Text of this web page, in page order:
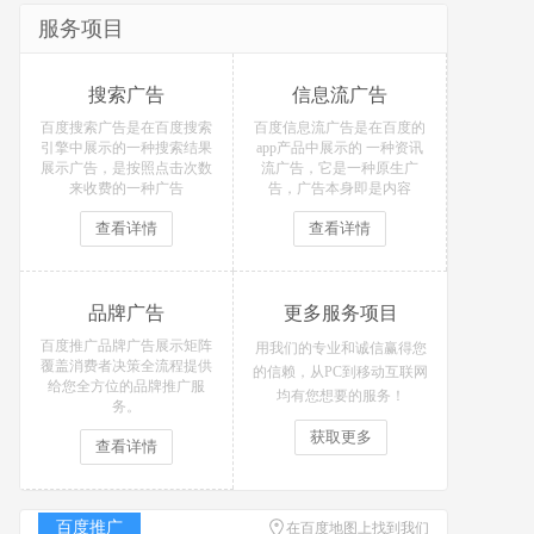
服务项目
搜索广告
百度搜索广告是在百度搜索
引擎中展示的一种搜索结果
展示广告，是按照点击次数
来收费的一种广告
查看详情
信息流广告
百度信息流广告是在百度的
app产品中展示的 一种资讯
流广告，它是一种原生广
告，广告本身即是内容
查看详情
品牌广告
百度推广品牌广告展示矩阵
覆盖消费者决策全流程提供
给您全方位的品牌推广服
务。
查看详情
更多服务项目
用我们的专业和诚信赢得您
的信赖，从PC到移动互联网
均有您想要的服务！
获取更多
百度推广 在百度地图上找到我们